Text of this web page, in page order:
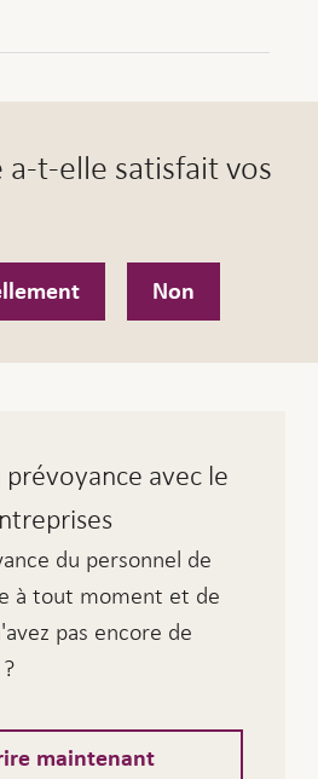
t-elle satisfait vos
Non
prévoyance avec le
du personnel de
à tout moment et de
pas encore de
maintenant